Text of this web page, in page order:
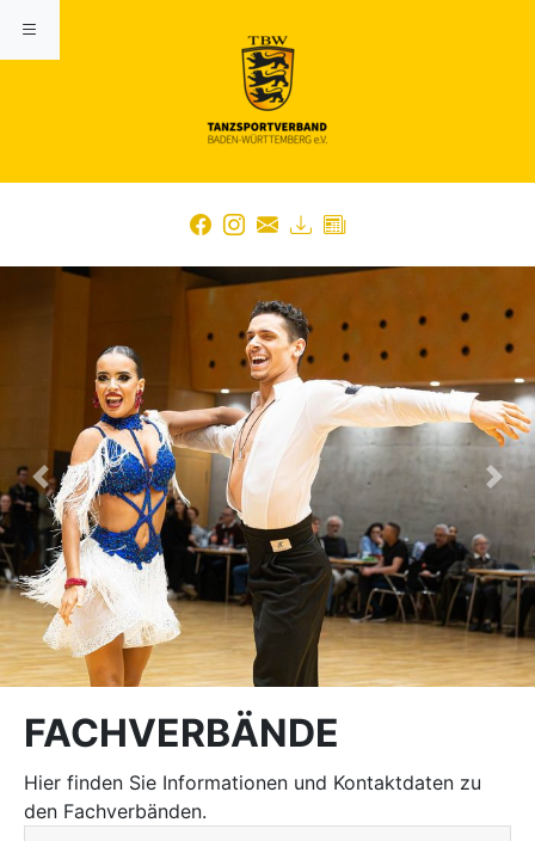
Previous Next
FACHVERBÄNDE
Hier finden Sie Informationen und Kontaktdaten zu
den Fachverbänden.